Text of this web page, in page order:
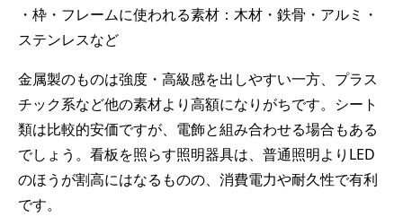
・枠・フレームに使われる素材：木材・鉄骨・アルミ・
ステンレスなど
金属製のものは強度・高級感を出しやすい一方、プラス
チック系など他の素材より高額になりがちです。シート
類は比較的安価ですが、電飾と組み合わせる場合もある
でしょう。看板を照らす照明器具は、普通照明よりLED
のほうが割高にはなるものの、消費電力や耐久性で有利
です。